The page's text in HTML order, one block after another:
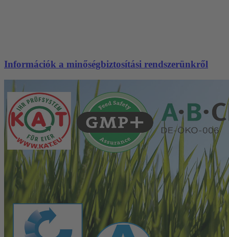
Információk a minőségbiztosítási rendszerünkről